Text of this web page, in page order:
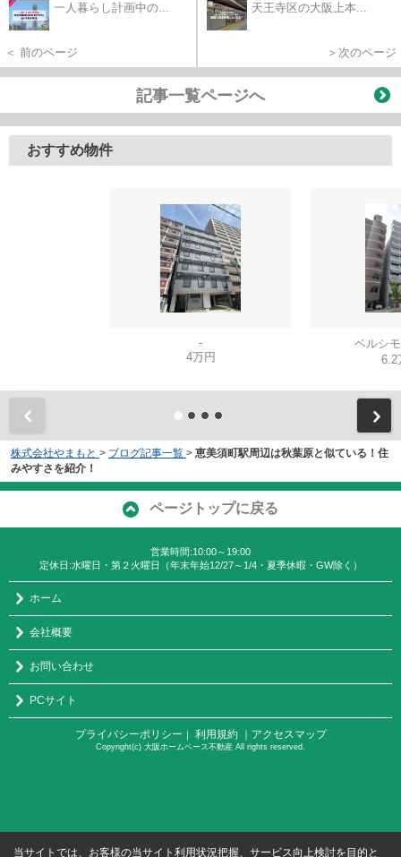
一人暮らし計画中の...
＜ 前のページ
天王寺区の大阪上本...
＞次のページ
記事一覧ページへ
おすすめ物件
-
4万円
ベルシ
6.2
株式会社やまもと > ブログ記事一覧 > 恵美須町駅周辺は秋葉原と似ている！住
みやすさを紹介！
ページトップに戻る
営業時間:10:00～19:00
定休日:水曜日・第２火曜日（年末年始12/27～1/4・夏季休暇・GW除く）
ホーム
会社概要
お問い合わせ
PCサイト
プライバシーポリシー ｜ 利用規約 ｜アクセスマップ
Copyright(c) 大阪ホームベース不動産 All rights reserved.
当サイトでは、お客様の当サイト利用状況把握、サービス向上検討を目的と